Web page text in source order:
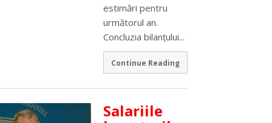
estimări pentru
următorul an.
Concluzia bilanţului...
Continue Reading
Salariile